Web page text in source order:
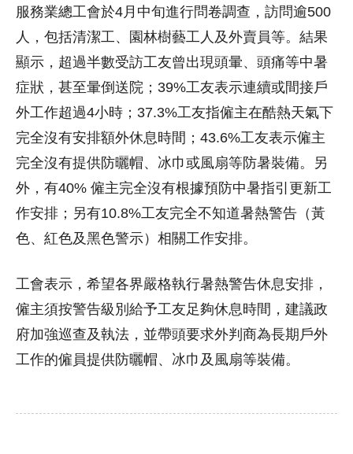
服務業總工會於4月中旬進行問卷調查，訪問逾500
人，包括清潔工、園林樹藝工人及外賣員等。結果
顯示，超過半數受訪工友曾出現頭暈、頭痛等中暑
症狀，甚至暈倒送院；39%工友表示連續或間接戶
外工作超過4小時；37.3%工友指僱主在酷熱天氣下
完全沒有安排額外休息時間；43.6%工友表示僱主
完全沒有提供防曬帽、冰巾或風扇等防暑裝備。另
外，有40% 僱主完全沒有根據預防中暑指引更新工
作安排；另有10.8%工友完全不知道暑熱警告（黃
色、紅色及黑色警示）相關工作安排。
工會表示， 希望各界嚴格執行暑熱警告休息安排，
僱主須按警告級別給予工友足夠休息時間，建議政
府加強巡查及執法，並帶頭要求外判商為長期戶外
工作的僱員提供防曬帽、冰巾及風扇等裝備。